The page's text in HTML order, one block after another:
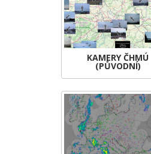
KAMERY ČHMÚ
(PŮVODNÍ)